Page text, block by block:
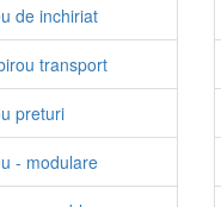
de inchiriat
transport
preturi
- modulare